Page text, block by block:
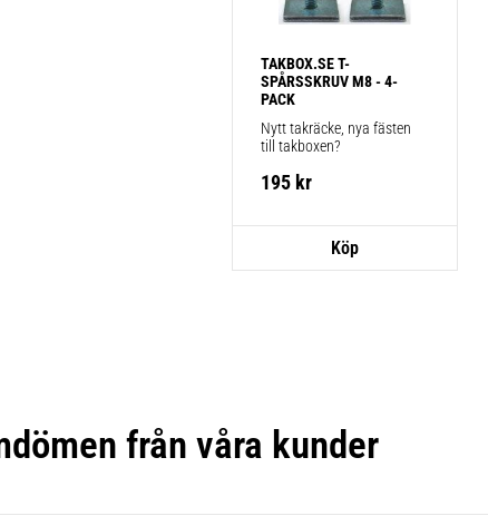
TAKBOX.SE T-
SPÅRSSKRUV M8 - 4-
PACK
Nytt takräcke, nya fästen
till takboxen?
195 kr